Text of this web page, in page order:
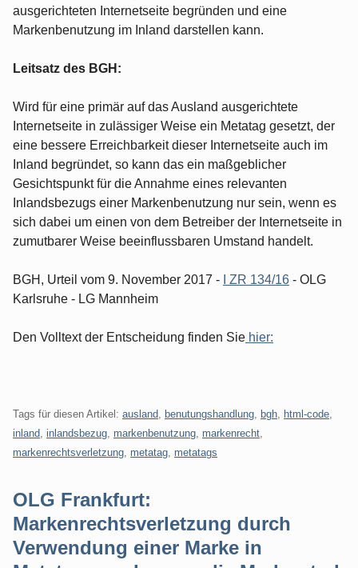
ausgerichteten Internetseite begründen und eine
Markenbenutzung im Inland darstellen kann.
Leitsatz des BGH:
Wird für eine primär auf das Ausland ausgerichtete
Internetseite in zulässiger Weise ein Metatag gesetzt, der
eine bessere Erreichbarkeit dieser Internetseite auch im
Inland begründet, so kann das ein maßgeblicher
Gesichtspunkt für die Annahme eines relevanten
Inlandsbezugs einer Markenbenutzung nur sein, wenn es
sich dabei um einen von dem Betreiber der Internetseite in
zumutbarer Weise beeinflussbaren Umstand handelt.
BGH, Urteil vom 9. November 2017 - I ZR 134/16 - OLG
Karlsruhe - LG Mannheim
Den Volltext der Entscheidung finden Sie hier:
Tags für diesen Artikel: ausland benutungshandlung bgh html-code
inland inlandsbezug markenbenutzung markenrecht
markenrechtsverletzung metatag metatags
OLG Frankfurt:
Markenrechtsverletzung durch
Verwendung einer Marke in